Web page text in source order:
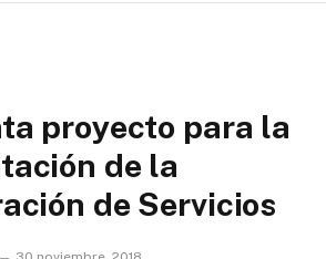
proyecto para la
de la
de Servicios